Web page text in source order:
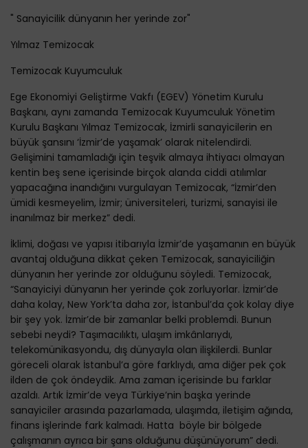
" Sanayicilik dünyanın her yerinde zor"
Yılmaz Temizocak
Temizocak Kuyumculuk
Ege Ekonomiyi Geliştirme Vakfı (EGEV) Yönetim Kurulu
Başkanı, aynı zamanda Temizocak Kuyumculuk Yönetim
Kurulu Başkanı Yılmaz Temizocak, İzmirli sanayicilerin en
büyük şansını ‘İzmir’de yaşamak’ olarak nitelendirdi.
Gelişimini tamamladığı için teşvik almaya ihtiyacı olmayan
kentin beş sene içerisinde birçok alanda ciddi atılımlar
yapacağına inandığını vurgulayan Temizocak, “İzmir’den
ümidi kesmeyelim, İzmir; üniversiteleri, turizmi, sanayisi ile
inanılmaz bir merkez” dedi.
İklimi, doğası ve yapısı itibarıyla İzmir’de yaşamanın en büyük
avantaj olduğuna dikkat çeken Temizocak, sanayiciliğin
dünyanın her yerinde zor olduğunu söyledi. Temizocak,
“Sanayiciyi dünyanın her yerinde çok zorluyorlar. İzmir’de
daha kolay, New York’ta daha zor, İstanbul’da çok kolay diye
bir şey yok. İzmir’de bir zamanlar belki problemdi. Bunun
sebebi neydi? Taşımacılıktı, ulaşım imkânlarıydı,
telekomünikasyondu, dış dünyayla olan ilişkilerdi. Bunlar
göreceli olarak İstanbul’a göre farklıydı, ama diğer pek çok
ilden de çok öndeydik. Ama zaman içerisinde bu farklar
azaldı. Artık İzmir’de veya Türkiye’nin başka yerinde
sanayiciler arasında pazarlamada, ulaşımda, iletişim ağında,
finans işlerinde fark kalmadı. Hatta böyle bir bölgede
çalışmanın ayrıca bir şans olduğunu düşünüyorum” dedi.